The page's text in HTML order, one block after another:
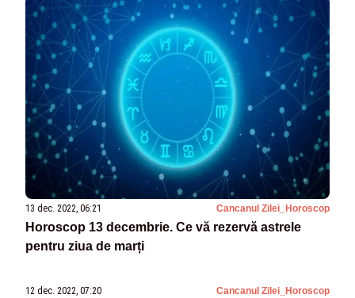
13 dec. 2022, 06:21 Cancanul Zilei_Horoscop
Horoscop 13 decembrie. Ce vă rezervă astrele
pentru ziua de marți
12 dec. 2022, 07:20 Cancanul Zilei_Horoscop